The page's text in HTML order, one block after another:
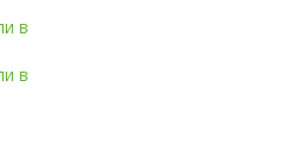
в
в